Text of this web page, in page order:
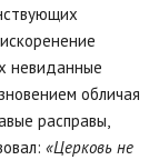
невиданные
обличая
расправы,
«Церковь не